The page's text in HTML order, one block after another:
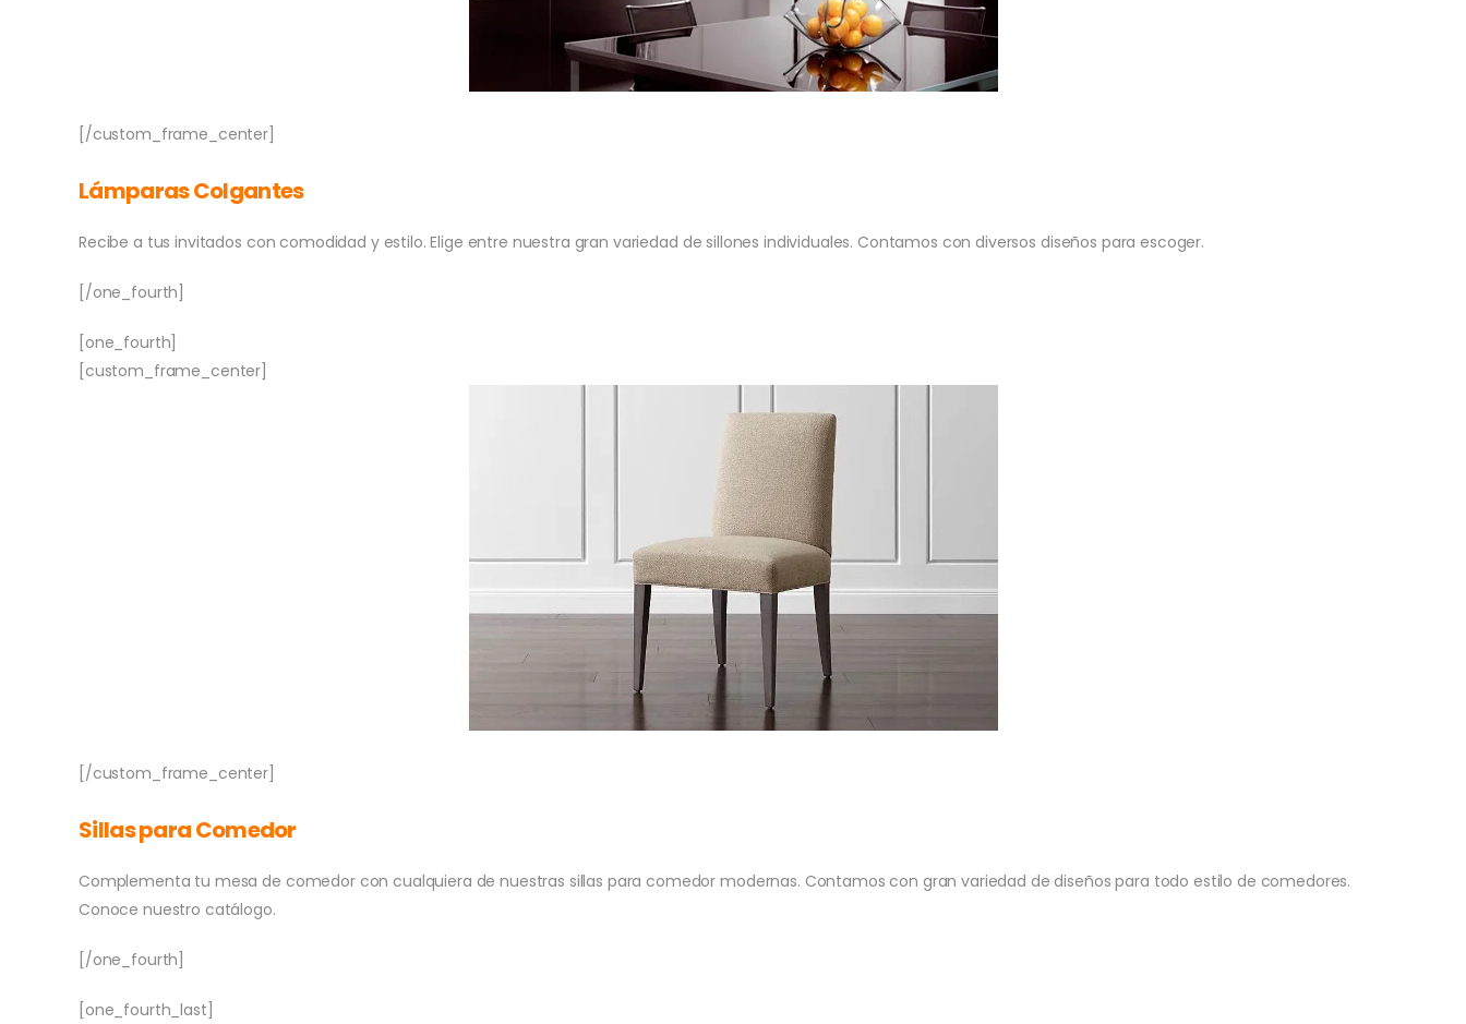
[/custom_frame_center]
Lámparas Colgantes
Recibe a tus invitados con comodidad y estilo. Elige entre nuestra gran variedad de sillones individuales. Contamos con diversos diseños para escoger.
[/one_fourth]
[one_fourth]
[custom_frame_center]
[/custom_frame_center]
Sillas para Comedor
Complementa tu mesa de comedor con cualquiera de nuestras sillas para comedor modernas. Contamos con gran variedad de diseños para todo estilo de comedores.
Conoce nuestro catálogo.
[/one_fourth]
[one_fourth_last]